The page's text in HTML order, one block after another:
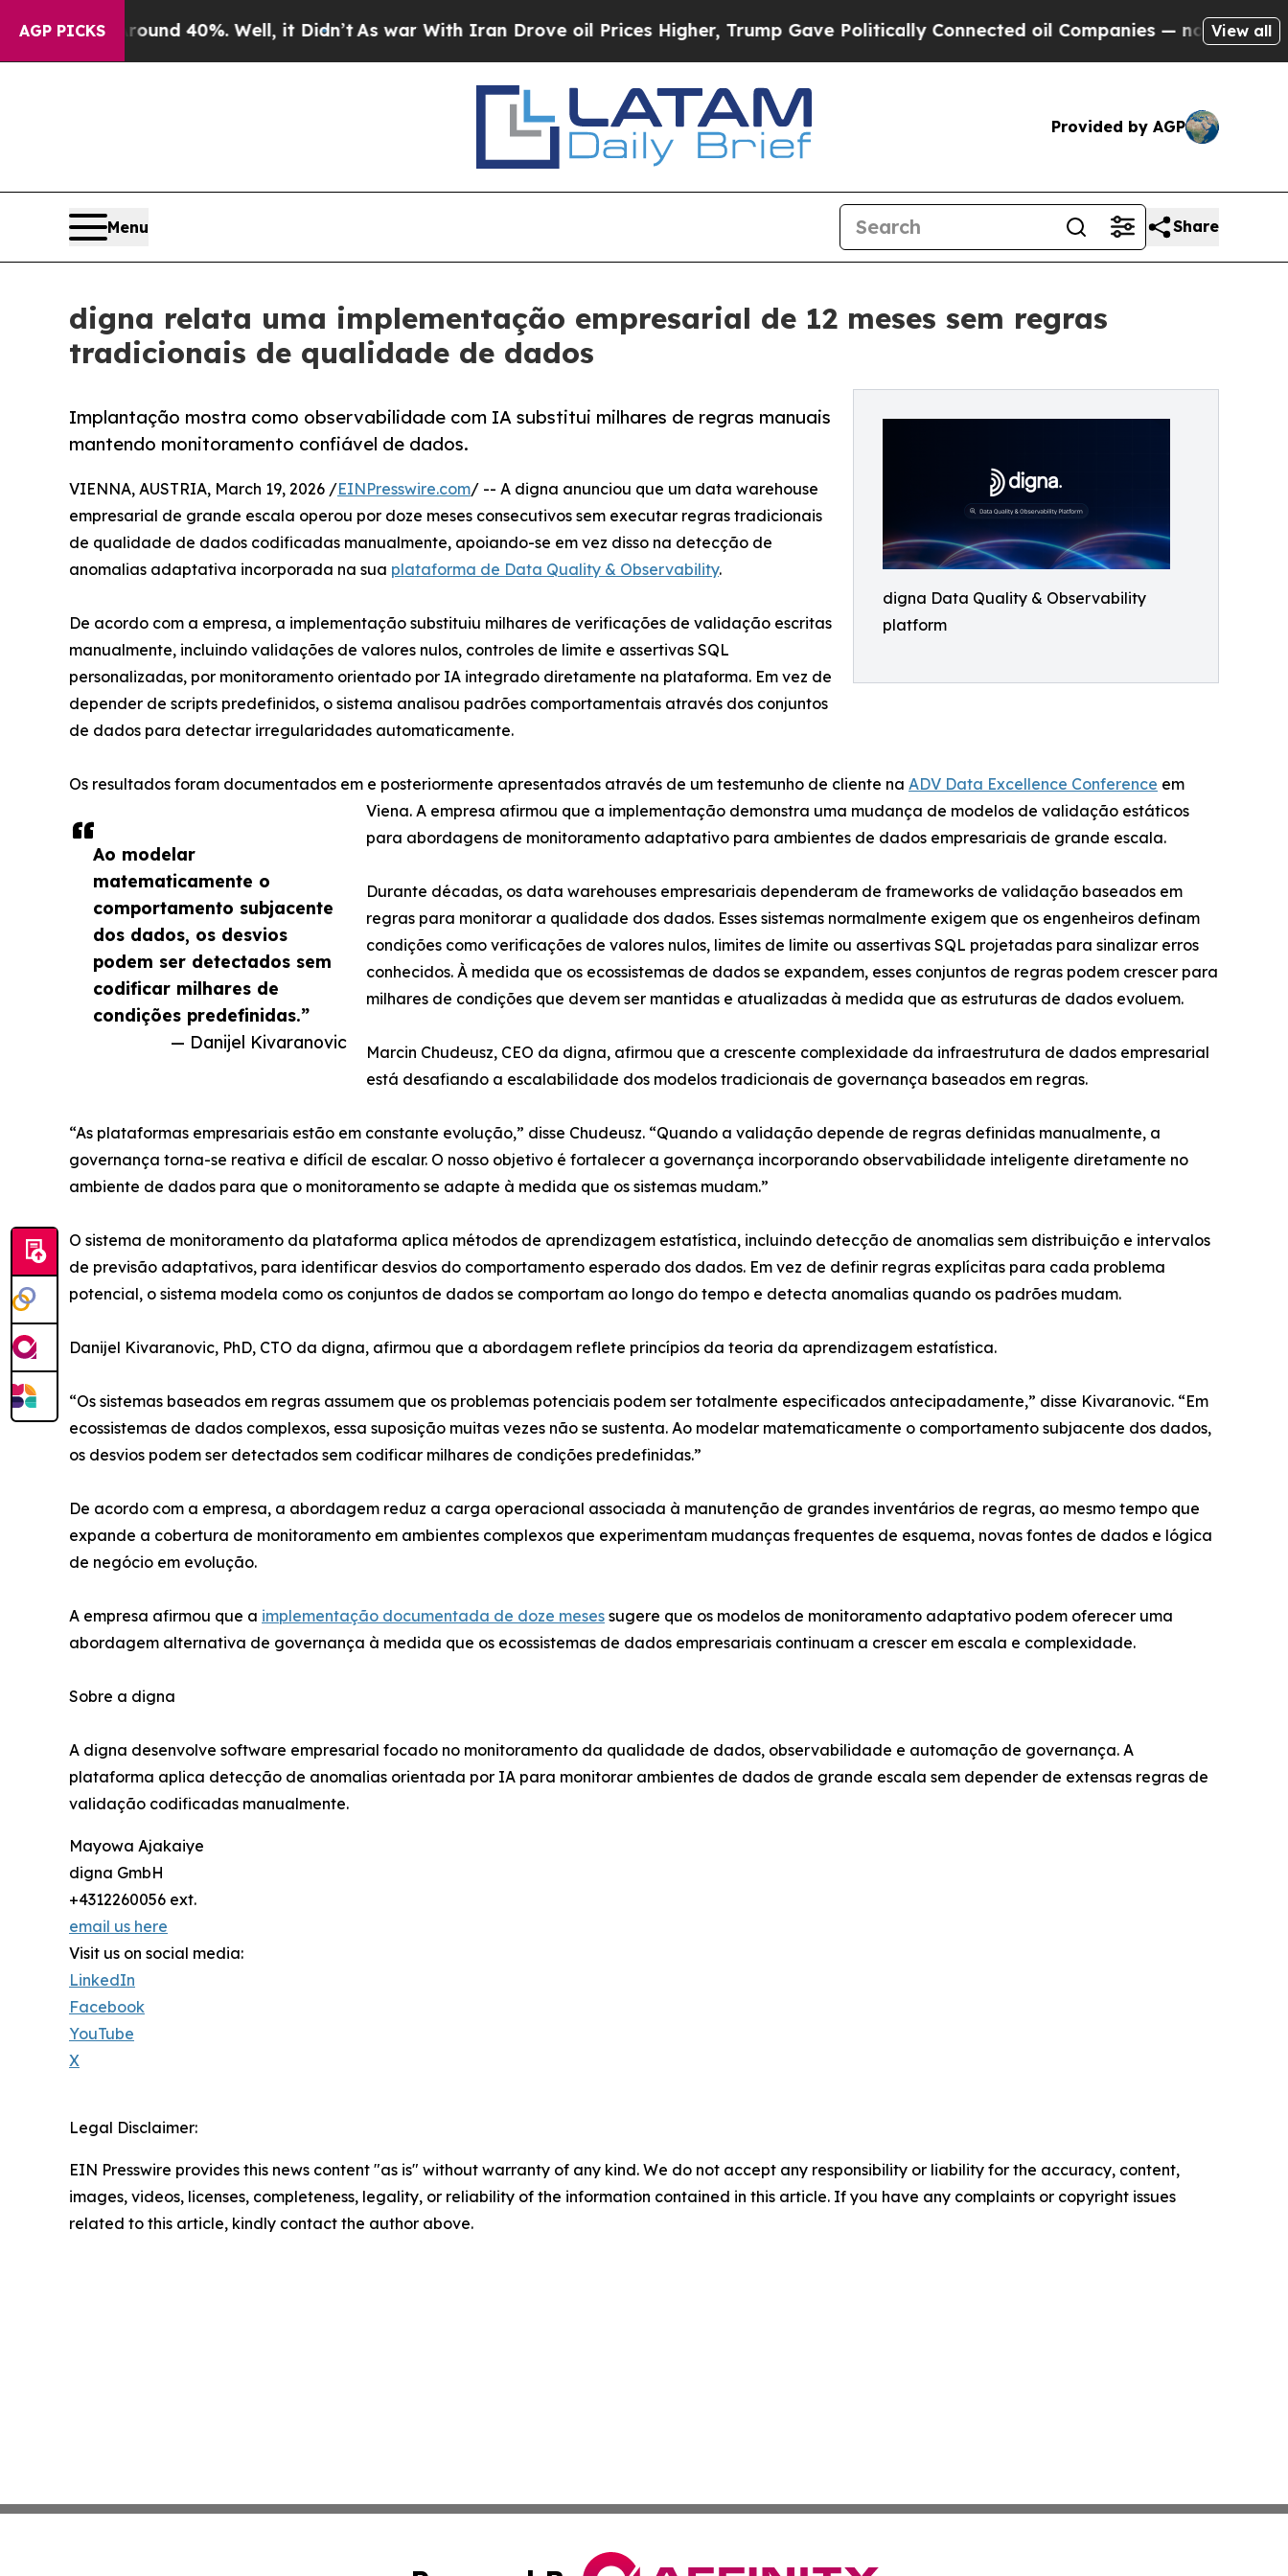
AGP PICKS
Around 40%. Well, it Didn’tAs war With Iran Drove oil Prices Higher, Trump Gave Politically Connected oil Companies — not Taxpayers — the
View all
Provided by AGP
Menu Share
digna relata uma implementação empresarial de 12 meses sem regras
tradicionais de qualidade de dados
digna Data Quality & Observability
platform
Implantação mostra como observabilidade com IA substitui milhares de regras manuais
mantendo monitoramento confiável de dados.
Ao modelar
matematicamente o
comportamento subjacente
dos dados, os desvios
podem ser detectados sem
codificar milhares de
condições predefinidas.”
— Danijel Kivaranovic
VIENNA, AUSTRIA, March 19, 2026 /EINPresswire.com/ -- A digna anunciou que um data warehouse
empresarial de grande escala operou por doze meses consecutivos sem executar regras tradicionais
de qualidade de dados codificadas manualmente, apoiando-se em vez disso na detecção de
anomalias adaptativa incorporada na sua plataforma de Data Quality & Observability.
De acordo com a empresa, a implementação substituiu milhares de verificações de validação escritas
manualmente, incluindo validações de valores nulos, controles de limite e assertivas SQL
personalizadas, por monitoramento orientado por IA integrado diretamente na plataforma. Em vez de
depender de scripts predefinidos, o sistema analisou padrões comportamentais através dos conjuntos
de dados para detectar irregularidades automaticamente.
Os resultados foram documentados em e posteriormente apresentados através de um testemunho de cliente na ADV Data Excellence Conference em
Viena. A empresa afirmou que a implementação demonstra uma mudança de modelos de validação estáticos
para abordagens de monitoramento adaptativo para ambientes de dados empresariais de grande escala.
Durante décadas, os data warehouses empresariais dependeram de frameworks de validação baseados em
regras para monitorar a qualidade dos dados. Esses sistemas normalmente exigem que os engenheiros definam
condições como verificações de valores nulos, limites de limite ou assertivas SQL projetadas para sinalizar erros
conhecidos. À medida que os ecossistemas de dados se expandem, esses conjuntos de regras podem crescer para
milhares de condições que devem ser mantidas e atualizadas à medida que as estruturas de dados evoluem.
Marcin Chudeusz, CEO da digna, afirmou que a crescente complexidade da infraestrutura de dados empresarial
está desafiando a escalabilidade dos modelos tradicionais de governança baseados em regras.
“As plataformas empresariais estão em constante evolução,” disse Chudeusz. “Quando a validação depende de regras definidas manualmente, a
governança torna-se reativa e difícil de escalar. O nosso objetivo é fortalecer a governança incorporando observabilidade inteligente diretamente no
ambiente de dados para que o monitoramento se adapte à medida que os sistemas mudam.”
O sistema de monitoramento da plataforma aplica métodos de aprendizagem estatística, incluindo detecção de anomalias sem distribuição e intervalos
de previsão adaptativos, para identificar desvios do comportamento esperado dos dados. Em vez de definir regras explícitas para cada problema
potencial, o sistema modela como os conjuntos de dados se comportam ao longo do tempo e detecta anomalias quando os padrões mudam.
Danijel Kivaranovic, PhD, CTO da digna, afirmou que a abordagem reflete princípios da teoria da aprendizagem estatística.
“Os sistemas baseados em regras assumem que os problemas potenciais podem ser totalmente especificados antecipadamente,” disse Kivaranovic. “Em
ecossistemas de dados complexos, essa suposição muitas vezes não se sustenta. Ao modelar matematicamente o comportamento subjacente dos dados,
os desvios podem ser detectados sem codificar milhares de condições predefinidas.”
De acordo com a empresa, a abordagem reduz a carga operacional associada à manutenção de grandes inventários de regras, ao mesmo tempo que
expande a cobertura de monitoramento em ambientes complexos que experimentam mudanças frequentes de esquema, novas fontes de dados e lógica
de negócio em evolução.
A empresa afirmou que a implementação documentada de doze meses sugere que os modelos de monitoramento adaptativo podem oferecer uma
abordagem alternativa de governança à medida que os ecossistemas de dados empresariais continuam a crescer em escala e complexidade.
Sobre a digna
A digna desenvolve software empresarial focado no monitoramento da qualidade de dados, observabilidade e automação de governança. A
plataforma aplica detecção de anomalias orientada por IA para monitorar ambientes de dados de grande escala sem depender de extensas regras de
validação codificadas manualmente.
Mayowa Ajakaiye
digna GmbH
+4312260056 ext.
email us here
Visit us on social media:
LinkedIn
Facebook
YouTube
X
Legal Disclaimer:
EIN Presswire provides this news content "as is" without warranty of any kind. We do not accept any responsibility or liability for the accuracy, content,
images, videos, licenses, completeness, legality, or reliability of the information contained in this article. If you have any complaints or copyright issues
related to this article, kindly contact the author above.